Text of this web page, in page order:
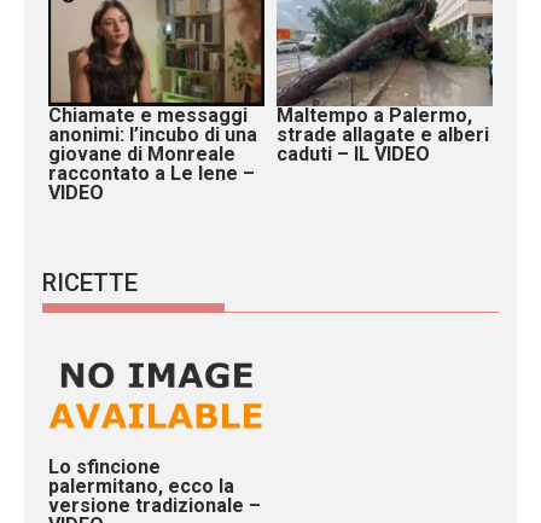
Chiamate e messaggi
anonimi: l’incubo di una
giovane di Monreale
raccontato a Le Iene –
VIDEO
Maltempo a Palermo,
strade allagate e alberi
caduti – IL VIDEO
RICETTE
Lo sfincione
palermitano, ecco la
versione tradizionale –